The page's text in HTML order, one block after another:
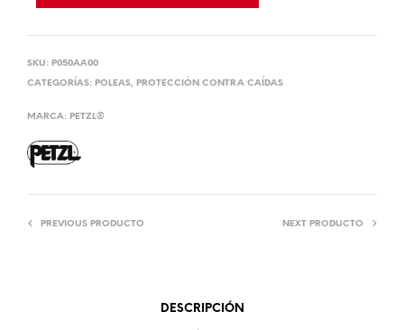
SKU: P050AA00
CATEGORÍAS: POLEAS, PROTECCIÓN CONTRA CAÍDAS
MARCA: PETZL®
PREVIOUS PRODUCTO NEXT PRODUCTO
DESCRIPCIÓN